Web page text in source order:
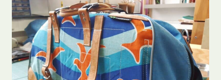
SITZBANK?